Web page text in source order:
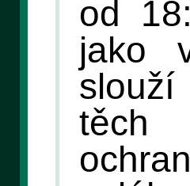
od
jako
slouží
těch